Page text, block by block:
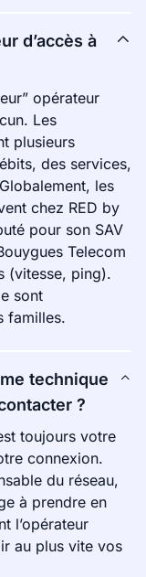
d’accès à
opérateur
Les
plusieurs
des services,
les
chez RED by
pour son SAV
Telecom
(vitesse, ping).
sont
familles.
technique
?
toujours votre
connexion.
du réseau,
à prendre en
l’opérateur
au plus vite vos